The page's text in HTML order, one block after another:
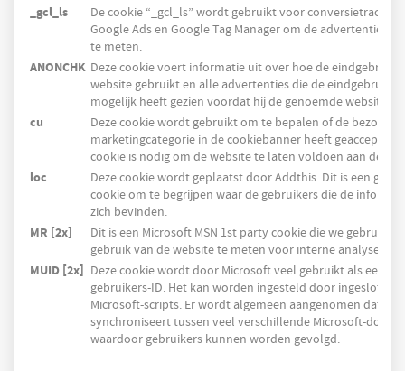
_gcl_ls
De cookie “_gcl_ls” wordt gebruikt voor conversietracking
Google Ads en Google Tag Manager om de
te meten.
ANONCHK Deze cookie voert informatie uit over hoe de
website gebruikt en alle advertenties die de eindgebruiker
mogelijk heeft gezien voordat hij de genoemde website
cu
Deze cookie wordt gebruikt om te bepalen of de bezoeker
marketingcategorie in de cookiebanner heeft
cookie is nodig om de website te laten voldoen aan de
loc
Deze cookie wordt geplaatst door Addthis. Dit is een
cookie om te begrijpen waar de gebruikers die de
zich bevinden.
MR [2x]
Dit is een Microsoft MSN 1st party cookie die we
gebruik van de website te meten voor interne analyses.
MUID [2x]
Deze cookie wordt door Microsoft veel gebruikt als een
gebruikers-ID. Het kan worden ingesteld door ingesloten
Microsoft-scripts. Er wordt algemeen aangenomen dat het
synchroniseert tussen veel verschillende Microsoft-
waardoor gebruikers kunnen worden gevolgd.